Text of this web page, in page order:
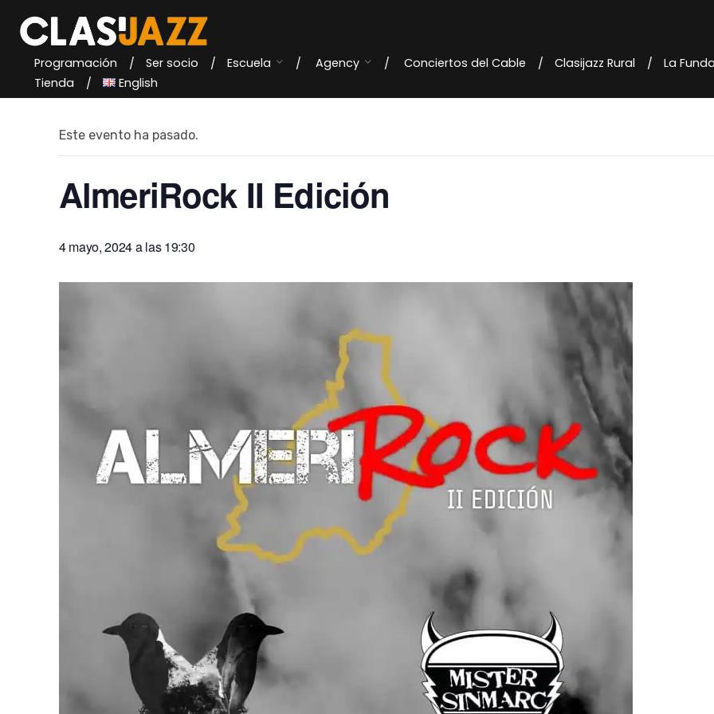
content
Programación Ser socio Escuela Agency Conciertos del Cable Clasijazz Rural La
Tienda
English
« Todos los Eventos
Este evento ha pasado.
AlmeriRock II Edición
4 mayo, 2024 a las 19:30